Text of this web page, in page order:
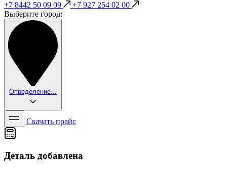
+7 8442 50 09 09
+7 927 254 02 00
Выберите город:
Определение...
Скачать прайс
Деталь добавлена